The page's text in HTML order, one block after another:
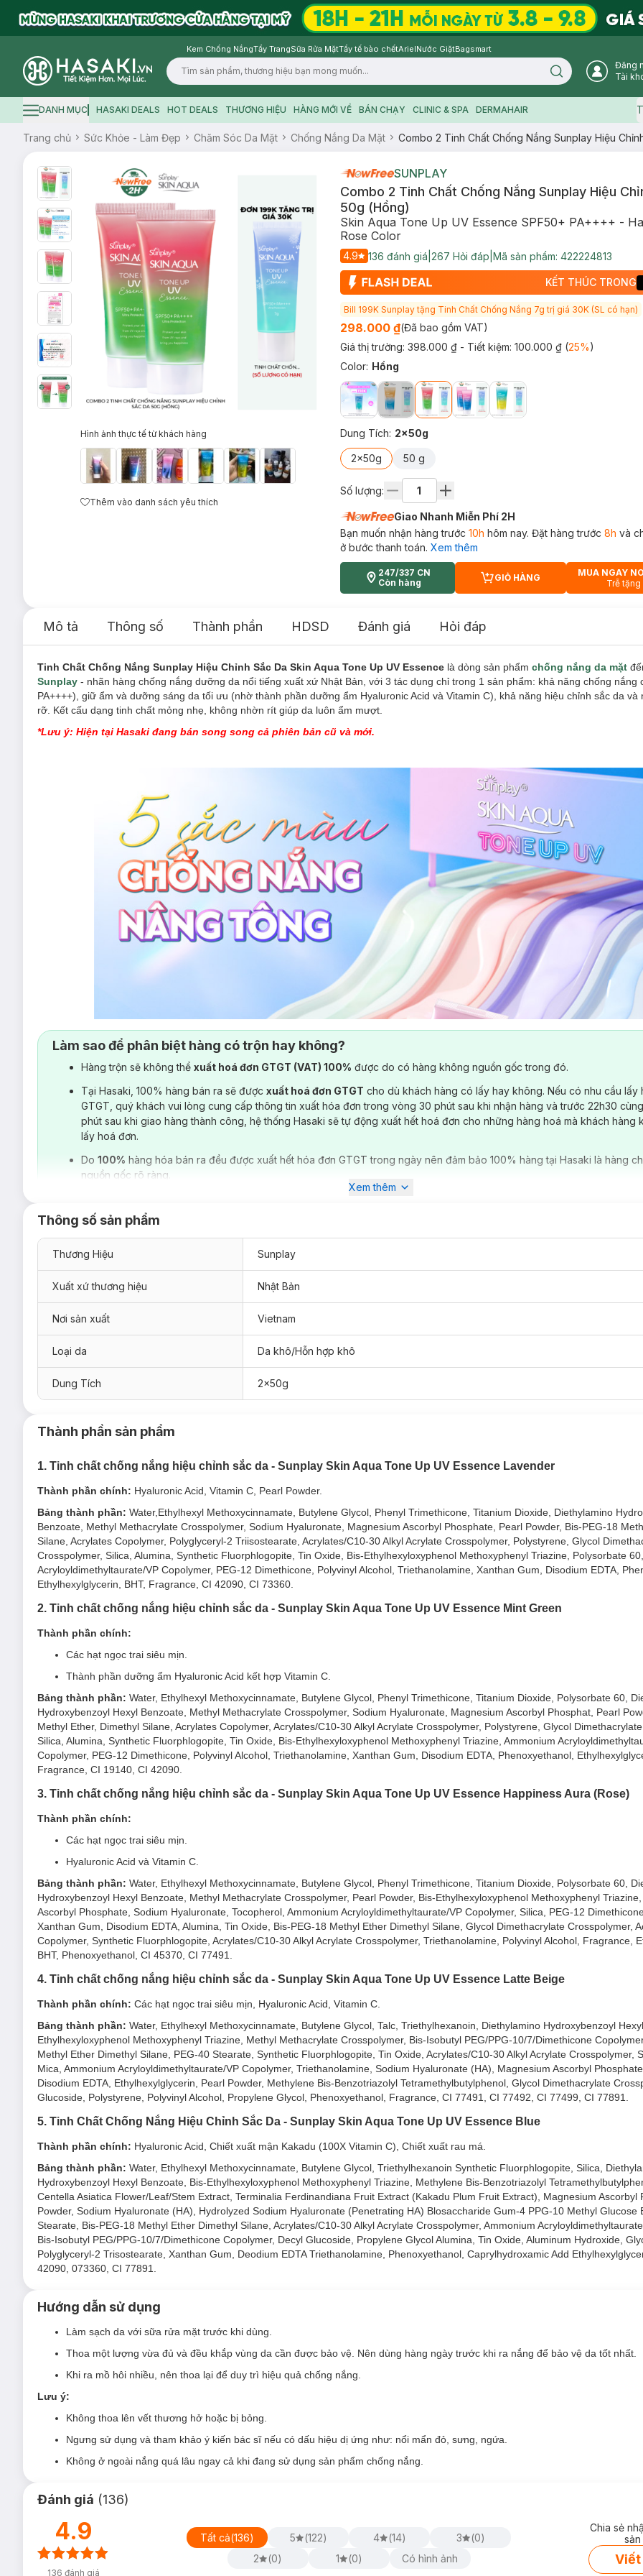
Kem Chống NắngTẩy TrangSữa Rửa MặtTẩy tế bào chếtArielNước GiặtBagsmart
Logo
Search icon
Đăng
Tài
Hamburger icon
DANH MỤC HASAKI DEALS HOT DEALS THƯƠNG HIỆU HÀNG MỚI VỀ BÁN CHẠY CLINIC & SPA DERMAHAIR
Trang chủ Sức Khỏe - Làm Đẹp Chăm Sóc Da Mặt Chống Nắng Da Mặt Combo 2 Tinh Chất Chống Nắng Sunplay Hiệu
Hình ảnh thực tế từ khách hàng
Thêm vào danh sách yêu thích
SUNPLAY
Combo 2 Tinh Chất Chống Nắng Sunplay Hiệu
50g (Hồng)
Skin Aqua Tone Up UV Essence SPF50+ PA++++ -
Rose Color
4.9 136 đánh giá 267 Hỏi đáp Mã sản phẩm: 422224813
KẾT THÚC TRONG
Bill 199K Sunplay tặng Tinh Chất Chống Nắng 7g trị giá 30K (SL có hạn)
298.000 ₫(Đã bao gồm VAT)
Giá thị trường: 398.000 ₫ - Tiết kiệm: 100.000 ₫(25%)
Color: Hồng
Dung Tích: 2x50g
2x50g 50 g
Số lượng:
Giao Nhanh Miễn Phí 2H
Bạn muốn nhận hàng trước 10h hôm nay. Đặt hàng trước 8h và
ở bước thanh toán. Xem thêm
247/337 CN
Còn hàng
CART PLUS ICON
GIỎ HÀNG
MUA NGAY
Trễ tặng
Mô tả Thông số Thành phần HDSD Đánh giá Hỏi đáp
Tinh Chất Chống Nắng Sunplay Hiệu Chỉnh Sắc Da Skin Aqua Tone Up UV Essence là dòng sản phẩm chống nắng da mặt
Sunplay - nhãn hàng chống nắng dưỡng da nổi tiếng xuất xứ Nhật Bản, với 3 tác dụng chỉ trong 1 sản phẩm: khả năng chống nắng
PA++++), giữ ẩm và dưỡng sáng da tối ưu (nhờ thành phần dưỡng ẩm Hyaluronic Acid và Vitamin C), khả năng hiệu chỉnh sắc da và
rỡ. Kết cấu dạng tinh chất mỏng nhẹ, không nhờn rít giúp da luôn ẩm mượt.
*Lưu ý: Hiện tại Hasaki đang bán song song cả phiên bản cũ và mới.
Tinh Chất Chống Nắng Sunplay Hiệu Chỉnh Sắc Da Skin Aqua Tone Up UV Essence SPF50+ PA++++ 50g hiện đã có mặt tại
loại:
Tinh Chất Chống Nắng Sunplay Skin Aqua Tone Up UV Essence Lavender (Tím)
Tinh Chất Chống Nắng Sunplay Skin Aqua Tone Up UV Essence Mint Green (Xanh)
Tinh Chất Chống Nắng Sunplay Skin Aqua Tone Up UV Essence Happiness Aura (Hồng)
Dùng hằng ngày, dành riêng cho mặt.
1. Tinh Chất Chống Nắng Sunplay Hiệu Chỉnh Sắc Da Skin Aqua Tone Up UV Essence Lavender
Làm sao để phân biệt hàng có trộn hay không?
Hàng trộn sẽ không thể xuất hoá đơn GTGT (VAT) 100% được do có hàng không nguồn gốc trong đó.
Tại Hasaki, 100% hàng bán ra sẽ được xuất hoá đơn GTGT cho dù khách hàng có lấy hay không. Nếu có nhu cầu lấy
GTGT, quý khách vui lòng cung cấp thông tin xuất hóa đơn trong vòng 30 phút sau khi nhận hàng và trước 22h30
phút sau khi giao hàng thành công, hệ thống Hasaki sẽ tự động xuất hết hoá đơn cho những hàng hoá mà khách hàng
lấy hoá đơn.
Do 100% hàng hóa bán ra đều được xuất hết hóa đơn GTGT trong ngày nên đảm bảo 100% hàng tại Hasaki là hàng
nguồn gốc rõ ràng.
Xem thêm
Thông số sản phẩm
Thương Hiệu Sunplay
Xuất xứ thương hiệu Nhật Bản
Nơi sản xuất Vietnam
Loại da Da khô/Hỗn hợp khô
Dung Tích 2x50g
Thành phần sản phẩm
1. Tinh chất chống nắng hiệu chỉnh sắc da - Sunplay Skin Aqua Tone Up UV Essence Lavender
Thành phần chính: Hyaluronic Acid, Vitamin C, Pearl Powder.
Bảng thành phần: Water,Ethylhexyl Methoxycinnamate, Butylene Glycol, Phenyl Trimethicone, Titanium Dioxide, Diethylamino
Benzoate, Methyl Methacrylate Crosspolymer, Sodium Hyaluronate, Magnesium Ascorbyl Phosphate, Pearl Powder, Bis-PEG-18
Silane, Acrylates Copolymer, Polyglyceryl-2 Triisostearate, Acrylates/C10-30 Alkyl Acrylate Crosspolymer, Polystyrene, Glycol
Crosspolymer, Silica, Alumina, Synthetic Fluorphlogopite, Tin Oxide, Bis-Ethylhexyloxyphenol Methoxyphenyl Triazine, Polysorbate
Acryloyldimethyltaurate/VP Copolymer, PEG-12 Dimethicone, Polyvinyl Alcohol, Triethanolamine, Xanthan Gum, Disodium EDTA,
Ethylhexylglycerin, BHT, Fragrance, CI 42090, CI 73360.
2. Tinh chất chống nắng hiệu chỉnh sắc da - Sunplay Skin Aqua Tone Up UV Essence Mint Green
Thành phần chính:
Các hạt ngọc trai siêu mịn.
Thành phần dưỡng ẩm Hyaluronic Acid kết hợp Vitamin C.
Bảng thành phần: Water, Ethylhexyl Methoxycinnamate, Butylene Glycol, Phenyl Trimethicone, Titanium Dioxide, Polysorbate 60,
Hydroxybenzoyl Hexyl Benzoate, Methyl Methacrylate Crosspolymer, Sodium Hyaluronate, Magnesium Ascorbyl Phosphat, Pearl
Methyl Ether, Dimethyl Silane, Acrylates Copolymer, Acrylates/C10-30 Alkyl Acrylate Crosspolymer, Polystyrene, Glycol
Silica, Alumina, Synthetic Fluorphlogopite, Tin Oxide, Bis-Ethylhexyloxyphenol Methoxyphenyl Triazine, Ammonium
Copolymer, PEG-12 Dimethicone, Polyvinyl Alcohol, Triethanolamine, Xanthan Gum, Disodium EDTA, Phenoxyethanol,
Fragrance, CI 19140, CI 42090.
3. Tinh chất chống nắng hiệu chỉnh sắc da - Sunplay Skin Aqua Tone Up UV Essence Happiness Aura (Rose)
Thành phần chính:
Các hạt ngọc trai siêu mịn.
Hyaluronic Acid và Vitamin C.
Bảng thành phần: Water, Ethylhexyl Methoxycinnamate, Butylene Glycol, Phenyl Trimethicone, Titanium Dioxide, Polysorbate 60,
Hydroxybenzoyl Hexyl Benzoate, Methyl Methacrylate Crosspolymer, Pearl Powder, Bis-Ethylhexyloxyphenol Methoxyphenyl
Ascorbyl Phosphate, Sodium Hyaluronate, Tocopherol, Ammonium Acryloyldimethyltaurate/VP Copolymer, Silica, PEG-12
Xanthan Gum, Disodium EDTA, Alumina, Tin Oxide, Bis-PEG-18 Methyl Ether Dimethyl Silane, Glycol Dimethacrylate Crosspolymer,
Copolymer, Synthetic Fluorphlogopite, Acrylates/C10-30 Alkyl Acrylate Crosspolymer, Triethanolamine, Polyvinyl Alcohol, Fragrance,
BHT, Phenoxyethanol, CI 45370, CI 77491.
4. Tinh chất chống nắng hiệu chỉnh sắc da - Sunplay Skin Aqua Tone Up UV Essence Latte Beige
Thành phần chính: Các hạt ngọc trai siêu mịn, Hyaluronic Acid, Vitamin C.
Bảng thành phần: Water, Ethylhexyl Methoxycinnamate, Butylene Glycol, Talc, Triethylhexanoin, Diethylamino Hydroxybenzoyl
Ethylhexyloxyphenol Methoxyphenyl Triazine, Methyl Methacrylate Crosspolymer, Bis-Isobutyl PEG/PPG-10/7/Dimethicone
Methyl Ether Dimethyl Silane, PEG-40 Stearate, Synthetic Fluorphlogopite, Tin Oxide, Acrylates/C10-30 Alkyl Acrylate Crosspolymer,
Mica, Ammonium Acryloyldimethyltaurate/VP Copolymer, Triethanolamine, Sodium Hyaluronate (HA), Magnesium Ascorbyl
Disodium EDTA, Ethylhexylglycerin, Pearl Powder, Methylene Bis-Benzotriazolyl Tetramethylbutylphenol, Glycol Dimethacrylate
Glucoside, Polystyrene, Polyvinyl Alcohol, Propylene Glycol, Phenoxyethanol, Fragrance, CI 77491, CI 77492, CI 77499, CI 77891.
5. Tinh Chất Chống Nắng Hiệu Chỉnh Sắc Da - Sunplay Skin Aqua Tone Up UV Essence Blue
Thành phần chính: Hyaluronic Acid, Chiết xuất mận Kakadu (100X Vitamin C), Chiết xuất rau má.
Bảng thành phần: Water, Ethylhexyl Methoxycinnamate, Butylene Glycol, Triethylhexanoin Synthetic Fluorphlogopite, Silica,
Hydroxybenzoyl Hexyl Benzoate, Bis-Ethylhexyloxyphenol Methoxyphenyl Triazine, Methylene Bis-Benzotriazolyl
Centella Asiatica Flower/Leaf/Stem Extract, Terminalia Ferdinandiana Fruit Extract (Kakadu Plum Fruit Extract), Magnesium Ascorbyl
Powder, Sodium Hyaluronate (HA), Hydrolyzed Sodium Hyaluronate (Penetrating HA) Blosaccharide Gum-4 PPG-10 Methyl Glucose
Stearate, Bis-PEG-18 Methyl Ether Dimethyl Silane, Acrylates/C10-30 Alkyl Acrylate Crosspolymer, Ammonium
Bis-Isobutyl PEG/PPG-10/7/Dimethicone Copolymer, Decyl Glucoside, Propylene Glycol Alumina, Tin Oxide, Aluminum Hydroxide,
Polyglyceryl-2 Trisostearate, Xanthan Gum, Deodium EDTA Triethanolamine, Phenoxyethanol, Caprylhydroxamic Add
42090, 073360, CI 77891.
Hướng dẫn sử dụng
Làm sạch da với sữa rửa mặt trước khi dùng.
Thoa một lượng vừa đủ và đều khắp vùng da cần được bảo vệ. Nên dùng hàng ngày trước khi ra nắng để bảo vệ da tốt nhất.
Khi ra mồ hôi nhiều, nên thoa lại để duy trì hiệu quả chống nắng.
Lưu ý:
Không thoa lên vết thương hở hoặc bị bỏng.
Ngưng sử dụng và tham khảo ý kiến bác sĩ nếu có dấu hiệu dị ứng như: nổi mẩn đỏ, sưng, ngứa.
Không ở ngoài nắng quá lâu ngay cả khi đang sử dụng sản phẩm chống nắng.
Đánh giá (136)
4.9
136 đánh giá
Tất cả(136) 5 (122) 4 (14) 3 (0)
2
(0) 1 (0) Có hình ảnh
Chia sẻ
Viết